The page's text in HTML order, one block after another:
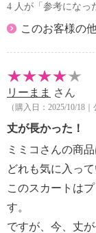
4 人が「参考になっ
このお客様の
リーまま さん
（購入日：2025/10/18｜
丈が長かった！
ミミコさんの商
どれも気に入って
このスカートは
す。
ですが、今、丈